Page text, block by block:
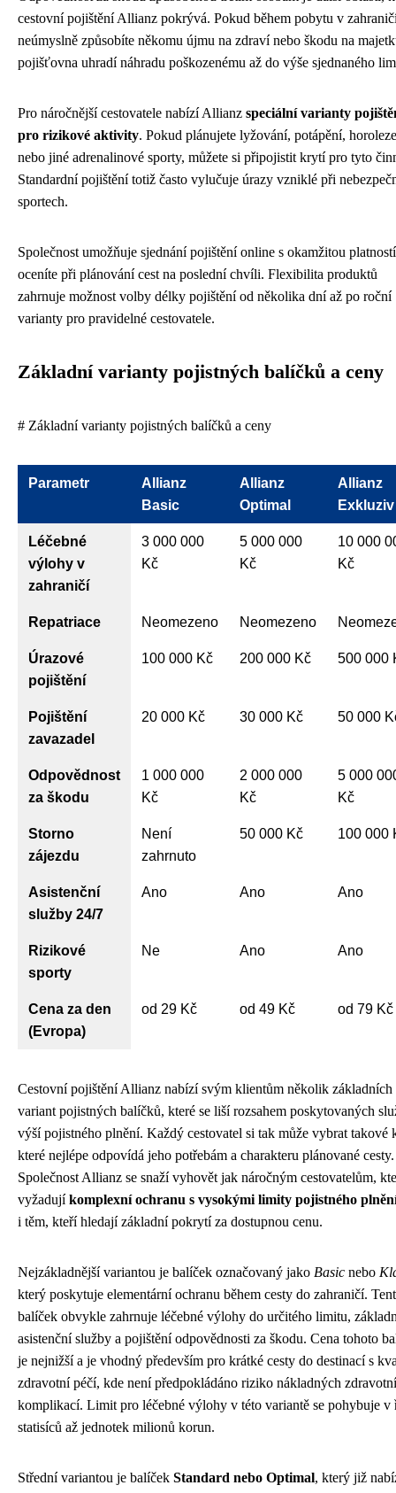
cestovní pojištění Allianz pokrývá. Pokud během pobytu v
neúmyslně způsobíte někomu újmu na zdraví nebo škodu na
pojišťovna uhradí náhradu poškozenému až do výše sjednaného
Pro náročnější cestovatele nabízí Allianz speciální varianty
pro rizikové aktivity. Pokud plánujete lyžování, potápění,
nebo jiné adrenalinové sporty, můžete si připojistit krytí pro tyto
Standardní pojištění totiž často vylučuje úrazy vzniklé při
sportech.
Společnost umožňuje sjednání pojištění online s okamžitou
oceníte při plánování cest na poslední chvíli. Flexibilita produktů
zahrnuje možnost volby délky pojištění od několika dní až po roční
varianty pro pravidelné cestovatele.
Základní varianty pojistných balíčků a ceny
# Základní varianty pojistných balíčků a ceny
Parametr
Allianz
Basic
Allianz
Optimal
Allianz
Exkluziv
Léčebné
výlohy v
zahraničí
3 000 000
Kč
5 000 000
Kč
10 000
Kč
Repatriace Neomezeno Neomezeno
Úrazové
pojištění
100 000 Kč 200 000 Kč 500 000
Pojištění
zavazadel
20 000 Kč 30 000 Kč 50 000
Odpovědnost
za škodu
1 000 000
Kč
2 000 000
Kč
5 000
Kč
Storno
zájezdu
Není
zahrnuto
50 000 Kč 100 000
Asistenční
služby 24/7
Ano Ano Ano
Rizikové
sporty
Ne Ano Ano
Cena za den
(Evropa)
od 29 Kč od 49 Kč od 79 Kč
Cestovní pojištění Allianz nabízí svým klientům několik základních
variant pojistných balíčků, které se liší rozsahem poskytovaných
výší pojistného plnění. Každý cestovatel si tak může vybrat takové
které nejlépe odpovídá jeho potřebám a charakteru plánované cesty.
Společnost Allianz se snaží vyhovět jak náročným cestovatelům,
vyžadujíkomplexní ochranu s vysokými limity pojistného
i těm, kteří hledají základní pokrytí za dostupnou cenu.
Nejzákladnější variantou je balíček označovaný jako Basic nebo
který poskytuje elementární ochranu během cesty do zahraničí.
balíček obvykle zahrnuje léčebné výlohy do určitého limitu,
asistenční služby a pojištění odpovědnosti za škodu. Cena tohoto
je nejnižší a je vhodný především pro krátké cesty do destinací s
zdravotní péčí, kde není předpokládáno riziko nákladných
komplikací. Limit pro léčebné výlohy v této variantě se pohybuje v
statisíců až jednotek milionů korun.
Střední variantou je balíček Standard nebo Optimal, který již